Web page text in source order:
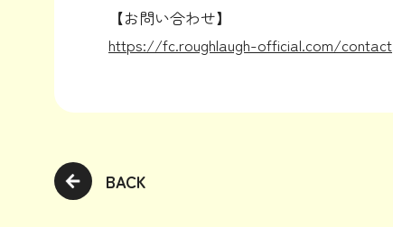
【お問い合わせ】
https://fc.roughlaugh-official.com/contact
BACK